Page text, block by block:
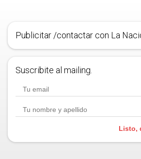
Publicitar /contactar con La
Suscribite al mailing.
Listo,